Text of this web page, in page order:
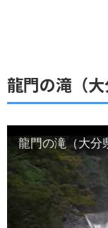
龍門の滝（大
龍門の滝（大分